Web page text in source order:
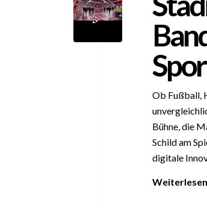
Ob Fußball,
Bühne, die
Schild am
digitale
Weiterlesen